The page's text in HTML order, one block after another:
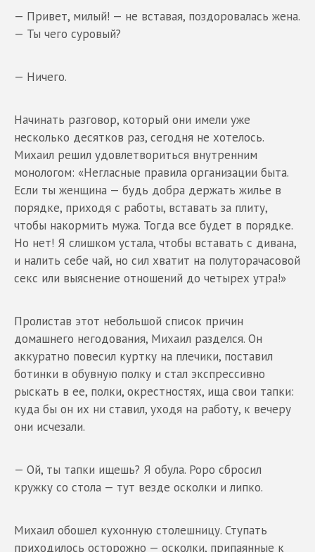
— Привет, милый! — не вставая, поздоровалась жена.
— Ты чего суровый?
— Ничего.
Начинать разговор, который они имели уже
несколько десятков раз, сегодня не хотелось.
Михаил решил удовлетвориться внутренним
монологом: «Негласные правила организации быта.
Если ты женщина — будь добра держать жилье в
порядке, приходя с работы, вставать за плиту,
чтобы накормить мужа. Тогда все будет в порядке.
Но нет! Я слишком устала, чтобы вставать с дивана,
и налить себе чай, но сил хватит на полуторачасовой
секс или выяснение отношений до четырех утра!»
Пролистав этот небольшой список причин
домашнего негодования, Михаил разделся. Он
аккуратно повесил куртку на плечики, поставил
ботинки в обувную полку и стал экспрессивно
рыскать в ее, полки, окрестностях, ища свои тапки:
куда бы он их ни ставил, уходя на работу, к вечеру
они исчезали.
— Ой, ты тапки ищешь? Я обула. Роро сбросил
кружку со стола — тут везде осколки и липко.
Михаил обошел кухонную столешницу. Ступать
приходилось осторожно — осколки, припаянные к